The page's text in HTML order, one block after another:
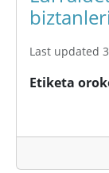
Last updated
Etiketa